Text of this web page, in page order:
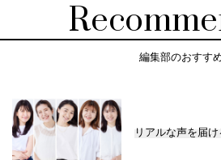
編集部のおすす
リアルな声を届